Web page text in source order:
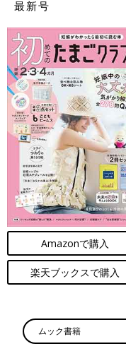
最新号
Amazonで購入
楽天ブックスで購入
ムック書籍